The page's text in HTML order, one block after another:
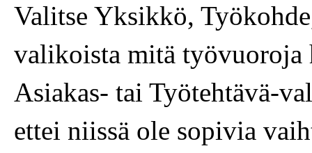
Valitse Yksikkö,
valikoista mitä työvuoroja
Asiakas- tai Työtehtävä-
ettei niissä ole sopivia